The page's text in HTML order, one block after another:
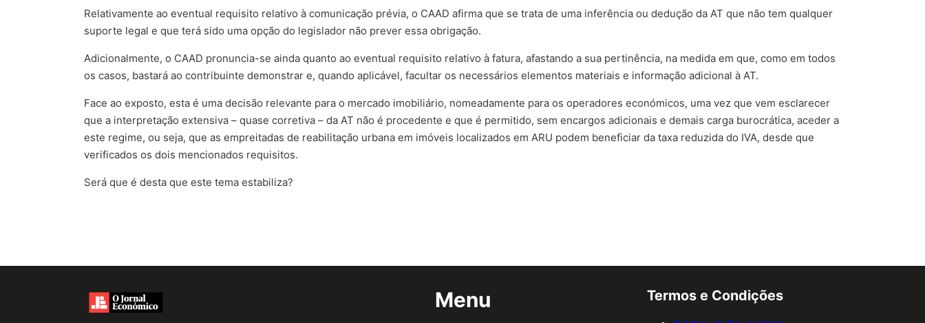
Relativamente ao eventual requisito relativo à comunicação prévia, o CAAD afirma que se trata de uma inferência ou dedução da AT que não tem qualquer
suporte legal e que terá sido uma opção do legislador não prever essa obrigação.
Adicionalmente, o CAAD pronuncia-se ainda quanto ao eventual requisito relativo à fatura, afastando a sua pertinência, na medida em que, como em todos
os casos, bastará ao contribuinte demonstrar e, quando aplicável, facultar os necessários elementos materiais e informação adicional à AT.
Face ao exposto, esta é uma decisão relevante para o mercado imobiliário, nomeadamente para os operadores económicos, uma vez que vem esclarecer
que a interpretação extensiva – quase corretiva – da AT não é procedente e que é permitido, sem encargos adicionais e demais carga burocrática, aceder a
este regime, ou seja, que as empreitadas de reabilitação urbana em imóveis localizados em ARU podem beneficiar da taxa reduzida do IVA, desde que
verificados os dois mencionados requisitos.
Será que é desta que este tema estabiliza?
Menu Termos e Condições